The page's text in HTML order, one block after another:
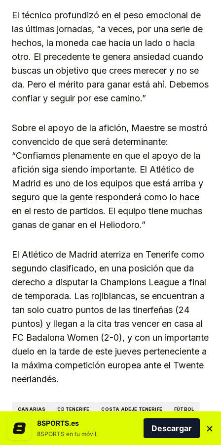
El técnico profundizó en el peso emocional de
las últimas jornadas, “a veces, por una serie de
hechos, la moneda cae hacia un lado o hacia
otro. El precedente te genera ansiedad cuando
buscas un objetivo que crees merecer y no se
da. Pero el mérito para ganar está ahí. Debemos
confiar y seguir por ese camino.”
Sobre el apoyo de la afición, Maestre se mostró
convencido de que será determinante:
“Confiamos plenamente en que el apoyo de la
afición siga siendo importante. El Atlético de
Madrid es uno de los equipos que está arriba y
seguro que la gente responderá como lo hace
en el resto de partidos. El equipo tiene muchas
ganas de ganar en el Heliodoro.”
El Atlético de Madrid aterriza en Tenerife como
segundo clasificado, en una posición que da
derecho a disputar la Champions League a final
de temporada. Las rojiblancas, se encuentran a
tan solo cuatro puntos de las tinerfeñas (24
puntos) y llegan a la cita tras vencer en casa al
FC Badalona Women (2-0), y con un importante
duelo en la tarde de este jueves perteneciente a
la máxima competición europea ante el Twente
neerlandés.
CANARIAS CD TENERIFE COSTA ADEJE TENERIFE FÚTBOL
SANTA CRUZ DE TENERIFE
8SPORTS.es
8SPORTS en tu móvil.
Descargar ×